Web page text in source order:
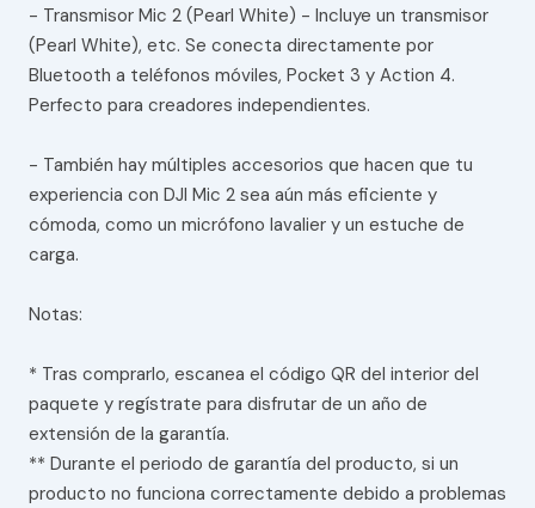
- Transmisor Mic 2 (Pearl White) - Incluye un transmisor
(Pearl White), etc. Se conecta directamente por
Bluetooth a teléfonos móviles, Pocket 3 y Action 4.
Perfecto para creadores independientes.
- También hay múltiples accesorios que hacen que tu
experiencia con DJI Mic 2 sea aún más eficiente y
cómoda, como un micrófono lavalier y un estuche de
carga.
Notas:
* Tras comprarlo, escanea el código QR del interior del
paquete y regístrate para disfrutar de un año de
extensión de la garantía.
** Durante el periodo de garantía del producto, si un
producto no funciona correctamente debido a problemas